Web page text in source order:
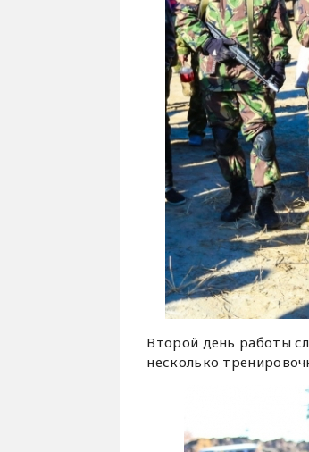
Второй день работы
несколько